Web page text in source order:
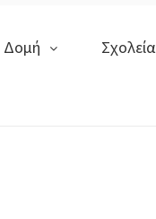
Δομή Σχολεία